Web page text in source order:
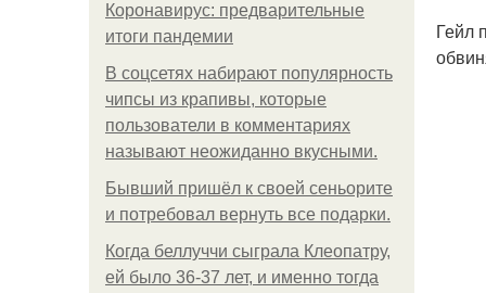
Коронавирус: предварительные
итоги пандемии
В соцсетях набирают популярность
чипсы из крапивы, которые
пользователи в комментариях
называют неожиданно вкусными.
Бывший пришёл к своей сеньорите
и потребовал вернуть все подарки.
Когда беллуччи сыграла Клеопатру,
ей было 36-37 лет, и именно тогда
Гейл